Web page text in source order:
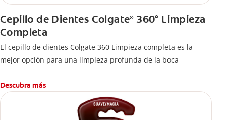
Cepillo de Dientes Colgate®360° Limpieza
Completa
El cepillo de dientes Colgate 360 Limpieza completa es la
mejor opción para una limpieza profunda de la boca
Descubra más